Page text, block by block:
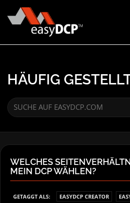
HÄUFIG
WELCHES
MEIN DCP WÄHLEN?
GETAGGT ALS: EASYDCP CREATOR